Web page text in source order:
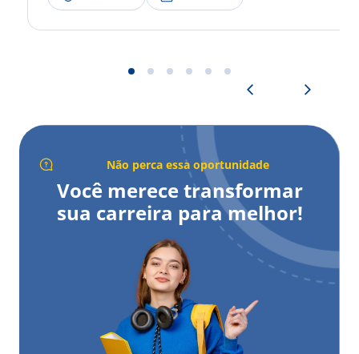
Não perca essa oportunidade
Você merece transformar
sua carreira para melhor!